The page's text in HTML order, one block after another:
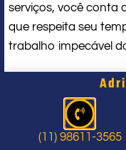
serviços, você conta
que respeita seu
trabalho impecável
Problema
indicam a
profissional
(11) 98611-3565